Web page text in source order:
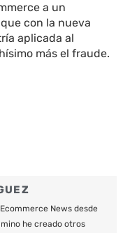
a un
con la nueva
aplicada al
más el fraude.
News desde
he creado otros